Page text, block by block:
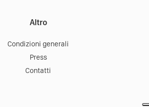
Altro
Condizioni generali
Press
Contatti